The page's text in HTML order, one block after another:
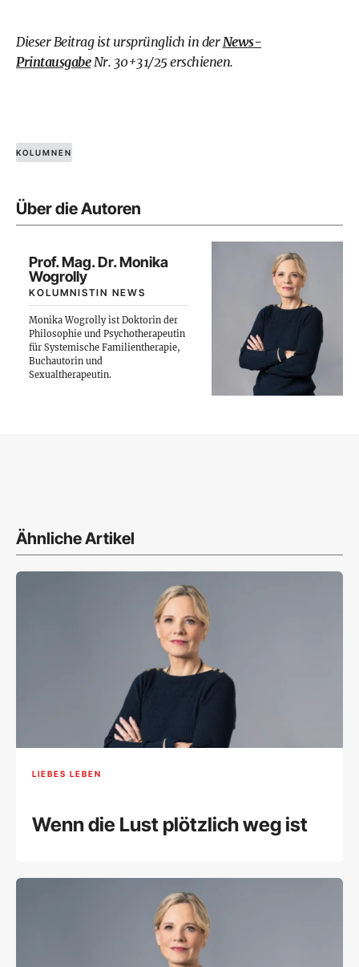
Dieser Beitrag ist ursprünglich in derNews-
PrintausgabeNr. 30+31/25 erschienen.
KOLUMNEN
Über die Autoren
Prof. Mag. Dr. Monika
Wogrolly
KOLUMNISTIN NEWS
Monika Wogrolly ist Doktorin der
Philosophie und Psychotherapeutin
für Systemische Familientherapie,
Buchautorin und
Sexualtherapeutin.
Ähnliche Artikel
LIEBES LEBEN
Wenn die Lust plötzlich weg ist